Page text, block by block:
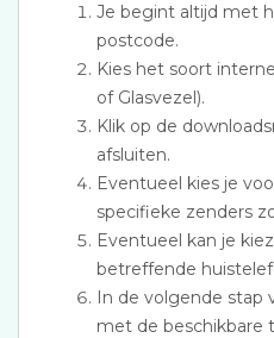
Je begint altijd met
postcode.
Kies het soort
of Glasvezel).
Klik op de
afsluiten.
Eventueel kies je
specifieke zenders
Eventueel kan je
betreffende
In de volgende stap
met de beschikbare